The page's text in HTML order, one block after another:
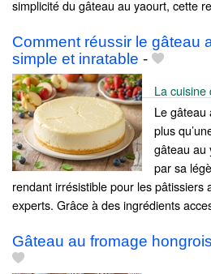
simplicité du gâteau au yaourt, cette
Comment réussir le gâteau
simple et inratable -
La cuisine
Le gâteau
plus
gâteau au
par sa
rendant irrésistible pour les pâtissiers
experts. Grâce à des ingrédients
Gâteau au fromage